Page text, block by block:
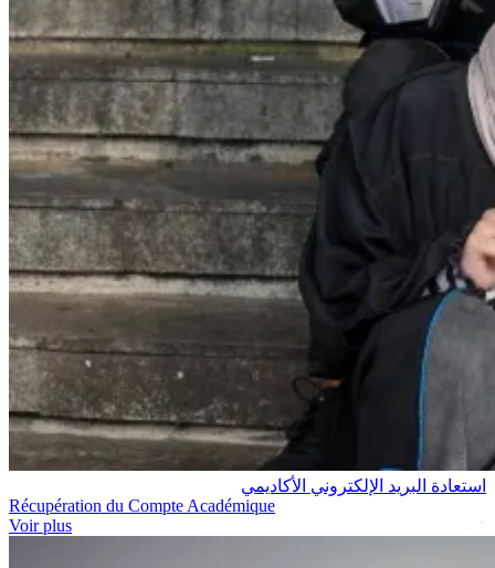
استعادة البريد الإلكتروني الأكاديمي
Récupération du Compte Académique
Voir plus